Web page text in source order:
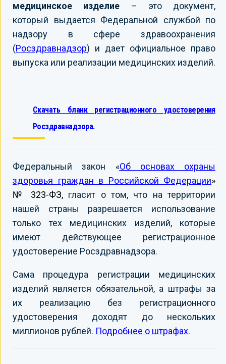
медицинское изделие – это документ,
который выдается Федеральной службой по
надзору в сфере здравоохранения
(Росздравнадзор) и дает официальное право
выпуска или реализации медицинских изделий.
Скачать бланк регистрационного удостоверения
Росздравнадзора.
Федеральный закон «Об основах охраны
здоровья граждан в Российской Федерации»
№ 323-ФЗ, гласит о том, что на территории
нашей страны разрешается использование
только тех медицинских изделий, которые
имеют действующее регистрационное
удостоверение Росздравнадзора.
Сама процедура регистрации медицинских
изделий является обязательной, а штрафы за
их реализацию без регистрационного
удостоверения доходят до нескольких
миллионов рублей. Подробнее о штрафах.